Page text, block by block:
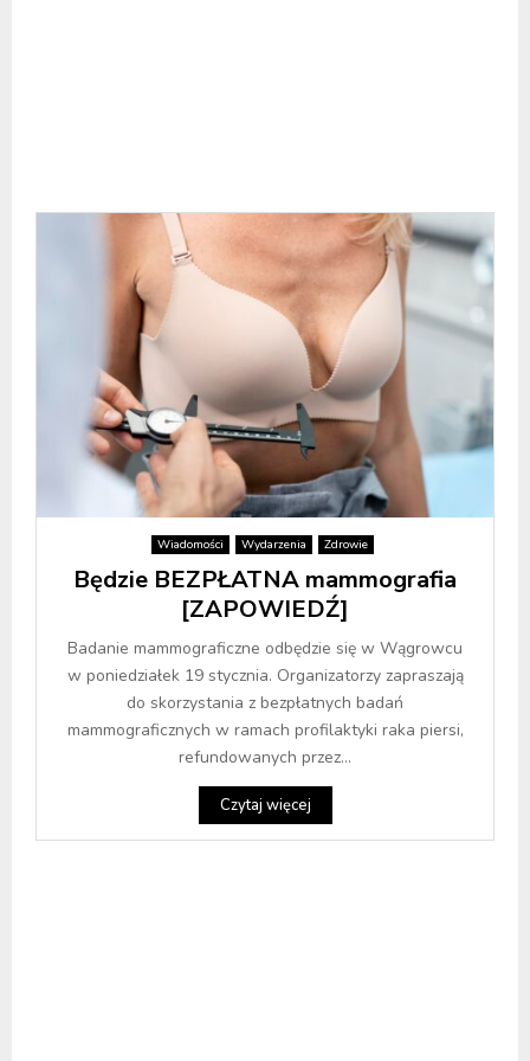
Wiadomości Wydarzenia Zdrowie
Będzie BEZPŁATNA mammografia
[ZAPOWIEDŹ]
Badanie mammograficzne odbędzie się w Wągrowcu
w poniedziałek 19 stycznia. Organizatorzy zapraszają
do skorzystania z bezpłatnych badań
mammograficznych w ramach profilaktyki raka piersi,
refundowanych przez...
Czytaj więcej